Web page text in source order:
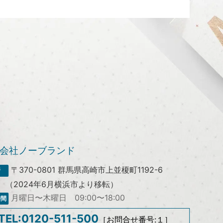
社ノーブランド
〒370-0801 群馬県高崎市上並榎町1192-6
（2024年6月横浜市より移転）
月曜日〜木曜日 09:00〜18:00
511-500 ［お問合せ番号:１］